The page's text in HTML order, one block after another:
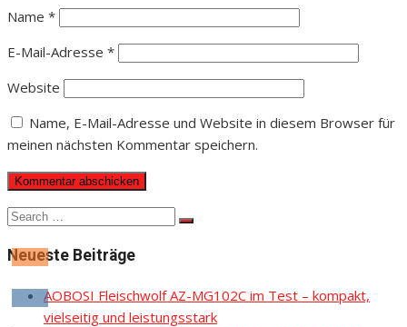
Name *
E-Mail-Adresse *
Website
Name, E-Mail-Adresse und Website in diesem Browser für
meinen nächsten Kommentar speichern.
Search
Search
Neueste Beiträge
AOBOSI Fleischwolf AZ-MG102C im Test – kompakt,
vielseitig und leistungsstark